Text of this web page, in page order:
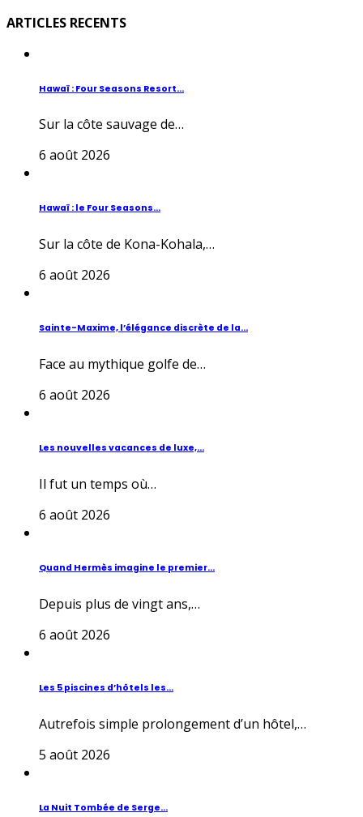
ARTICLES RECENTS
Hawaï : Four Seasons Resort...
Sur la côte sauvage de…
6 août 2026
Hawaï : le Four Seasons...
Sur la côte de Kona-Kohala,…
6 août 2026
Sainte-Maxime, l’élégance discrète de la...
Face au mythique golfe de…
6 août 2026
Les nouvelles vacances de luxe,...
Il fut un temps où…
6 août 2026
Quand Hermès imagine le premier...
Depuis plus de vingt ans,…
6 août 2026
Les 5 piscines d’hôtels les...
Autrefois simple prolongement d’un hôtel,…
5 août 2026
La Nuit Tombée de Serge...